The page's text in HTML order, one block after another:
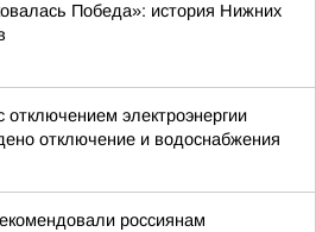
Победа»: история Нижних
отключением электроэнергии
отключение и водоснабжения
россиянам